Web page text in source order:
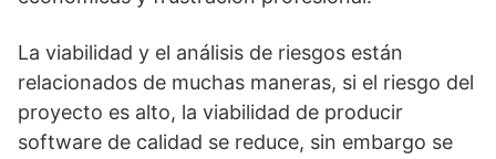
La viabilidad y el análisis de riesgos están
relacionados de muchas maneras, si el riesgo del
proyecto es alto, la viabilidad de producir
software de calidad se reduce, sin embargo se